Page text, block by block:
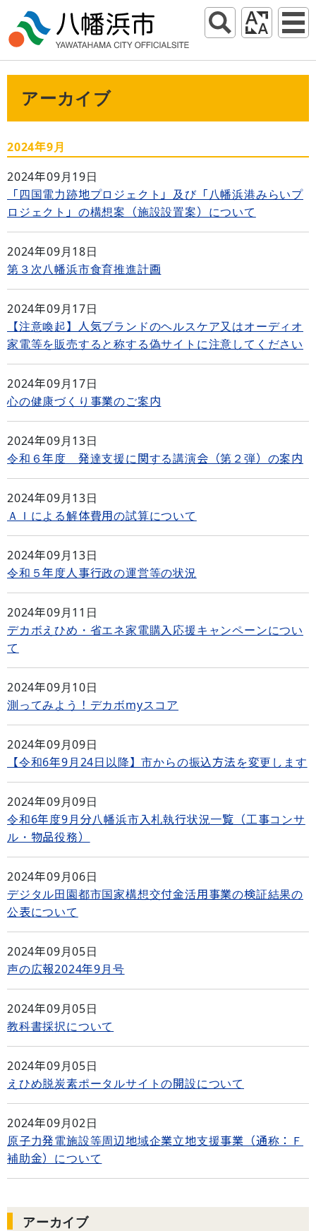
アーカイブ
2024年9月
2024年09月19日
「四国電力跡地プロジェクト」及び「八幡浜港みらいプ
ロジェクト」の構想案（施設設置案）について
2024年09月18日
第３次八幡浜市食育推進計画
2024年09月17日
【注意喚起】人気ブランドのヘルスケア又はオーディオ
家電等を販売すると称する偽サイトに注意してください
2024年09月17日
心の健康づくり事業のご案内
2024年09月13日
令和６年度 発達支援に関する講演会（第２弾）の案内
2024年09月13日
ＡＩによる解体費用の試算について
2024年09月13日
令和５年度人事行政の運営等の状況
2024年09月11日
デカボえひめ・省エネ家電購入応援キャンペーンについ
て
2024年09月10日
測ってみよう！デカボmyスコア
2024年09月09日
【令和6年9月24日以降】市からの振込方法を変更します
2024年09月09日
令和6年度9月分八幡浜市入札執行状況一覧（工事コンサ
ル・物品役務）
2024年09月06日
デジタル田園都市国家構想交付金活用事業の検証結果の
公表について
2024年09月05日
声の広報2024年9月号
2024年09月05日
教科書採択について
2024年09月05日
えひめ脱炭素ポータルサイトの開設について
2024年09月02日
原子力発電施設等周辺地域企業立地支援事業（通称：Ｆ
補助金）について
アーカイブ